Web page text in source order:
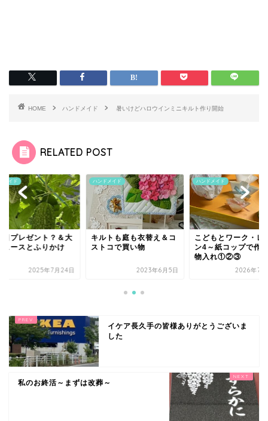
HOME ハンドメイド 暑いけどハロウインミニキルト作り開始
RELATED POST
メイド
日プレゼント？＆大
ュースとふりかけ
2025年7月24日
ハンドメイド
キルトも庭も衣替え＆コ
ストコで買い物
2023年6月5日
ハンドメイド
こどもとワーク・レ
ン4～紙コップで作
物入れ①②③
2026年7
イケア長久手の皆様ありがとうございま
した
私のお終活～まずは改葬～